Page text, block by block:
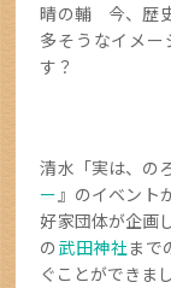
晴の輔 今、歴
多そうなイメー
す？
清水「実は、の
ー』のイベント
好家団体が企画
の 武田神社まで
ぐことができま